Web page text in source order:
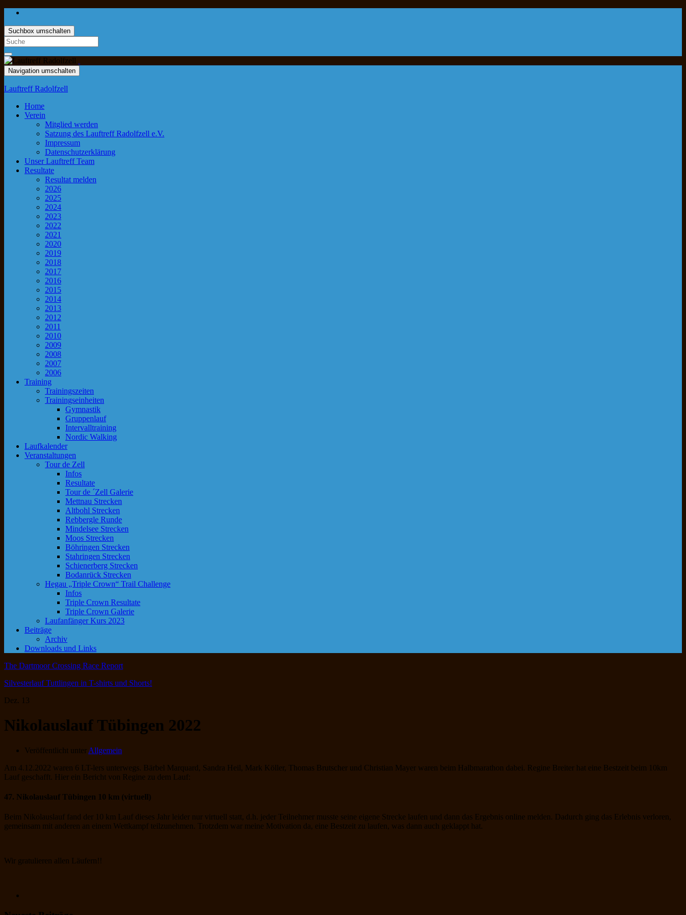
Suchbox umschalten
Navigation umschalten
Lauftreff Radolfzell
Home
Verein
Mitglied werden
Satzung des Lauftreff Radolfzell e.V.
Impressum
Datenschutzerklärung
Unser Lauftreff Team
Resultate
Resultat melden
2026
2025
2024
2023
2022
2021
2020
2019
2018
2017
2016
2015
2014
2013
2012
2011
2010
2009
2008
2007
2006
Training
Trainingszeiten
Trainingseinheiten
Gymnastik
Gruppenlauf
Intervalltraining
Nordic Walking
Laufkalender
Veranstaltungen
Tour de Zell
Infos
Resultate
Tour de ´Zell Galerie
Mettnau Strecken
Altbohl Strecken
Rebbergle Runde
Mindelsee Strecken
Moos Strecken
Böhringen Strecken
Stahringen Strecken
Schienerberg Strecken
Bodanrück Strecken
Hegau „Triple Crown“ Trail Challenge
Infos
Triple Crown Resultate
Triple Crown Galerie
Laufanfänger Kurs 2023
Beiträge
Archiv
Downloads und Links
The Dartmoor Crossing Race Report
Silvesterlauf Tuttlingen in T-shirts und Shorts!
Dez. 13
Nikolauslauf Tübingen 2022
Veröffentlicht unter Allgemein
Am 4.12.2022 waren 6 LT-lers unterwegs. Bärbel Marquard, Sandra Heil, Mark Köller, Thomas Brutscher und Christian Mayer waren beim Halbmarathon dabei. Regine Breiter hat eine Bestzeit beim 10km
Lauf geschafft. Hier ein Bericht von Regine zu dem Lauf:
47. Nikolauslauf Tübingen 10 km (virtuell)
Beim Nikolauslauf fand der 10 km Lauf dieses Jahr leider nur virtuell statt, d.h. jeder Teilnehmer musste seine eigene Strecke laufen und dann das Ergebnis online melden. Dadurch ging das Erlebnis verloren,
gemeinsam mit anderen an einem Wettkampf teilzunehmen. Trotzdem war meine Motivation da, eine Bestzeit zu laufen, was dann auch geklappt hat.
Wir gratulieren allen Läufern!!